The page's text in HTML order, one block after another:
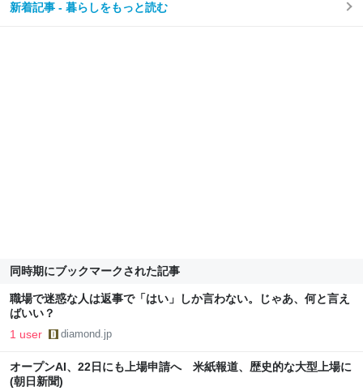
新着記事 - 暮らしをもっと読む
同時期にブックマークされた記事
職場で迷惑な人は返事で「はい」しか言わない。じゃあ、何と言え
ばいい？
1 user diamond.jp
オープンAI、22日にも上場申請へ 米紙報道、歴史的な大型上場に
(朝日新聞)